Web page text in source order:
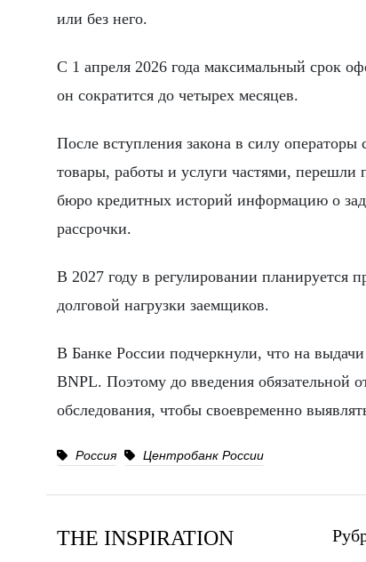
или без него.
С 1 апреля 2026 года максимальный срок
он сократится до четырех месяцев.
После вступления закона в силу операторы
товары, работы и услуги частями, перешли
бюро кредитных историй информацию о
рассрочки.
В 2027 году в регулировании планируется
долговой нагрузки заемщиков.
В Банке России подчеркнули, что на
BNPL. Поэтому до введения обязательной
обследования, чтобы своевременно
Россия Центробанк России
THE INSPIRATION